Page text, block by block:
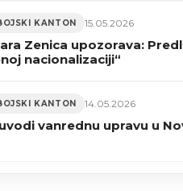
KANTON 15.05.2026
Zenica upozorava:
nacionalizaciji“
KANTON 14.05.2026
vanrednu upravu u